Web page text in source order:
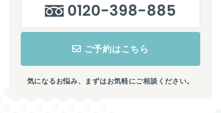
0120-398-885
ご予約はこちら
気になるお悩み、まずはお気軽にご相談ください。